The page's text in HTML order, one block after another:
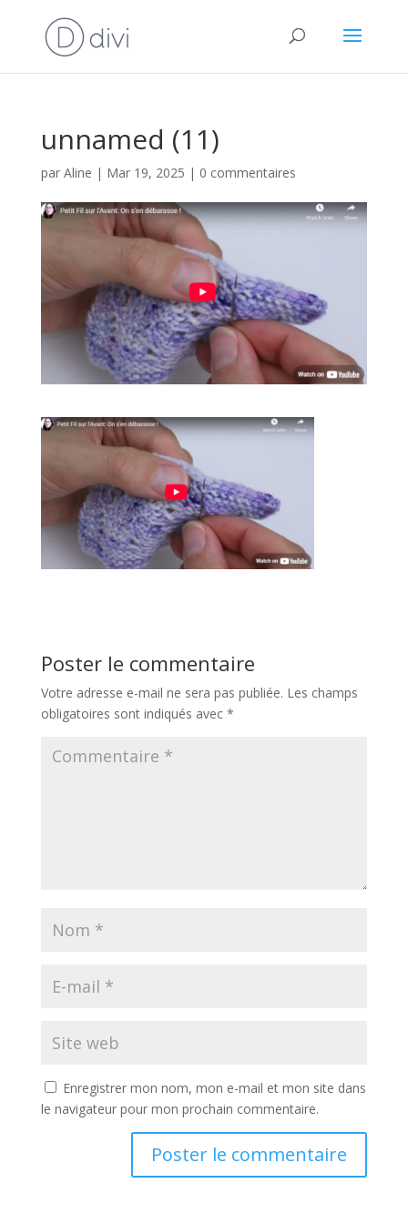
unnamed (11)
par Aline | Mar 19, 2025 | 0 commentaires
Poster le commentaire
Votre adresse e-mail ne sera pas publiée. Les champs
obligatoires sont indiqués avec *
Enregistrer mon nom, mon e-mail et mon site dans
le navigateur pour mon prochain commentaire.